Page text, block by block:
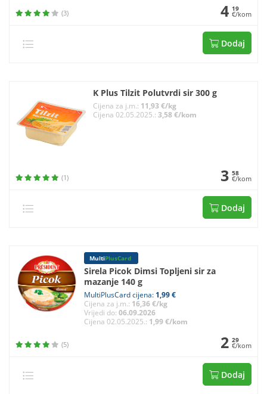
(3) 4 19
€/kom
Dodaj
K Plus Tilzit Polutvrdi sir 300 g
Cijena za j.m.: 11,93 €/kg
Cijena 02.05.2025.: 3,58 €/kom
(1) 3 58
€/kom
Dodaj
MultiPlusCard
Sirela Picok Dimsi Topljeni sir za
mazanje 140 g
MultiPlusCard cijena: 1,99 €
Cijena za j.m.: 16,36 €/kg
Vrijedi do: 06.09.2026
Cijena 02.05.2025.: 1,99 €/kom
(5) 2 29
€/kom
Dodaj